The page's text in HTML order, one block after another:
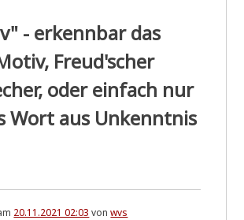
- erkennbar das
Freud'scher
oder einfach nur
Wort aus Unkenntnis
20.11.2021 02:03 vonwvs